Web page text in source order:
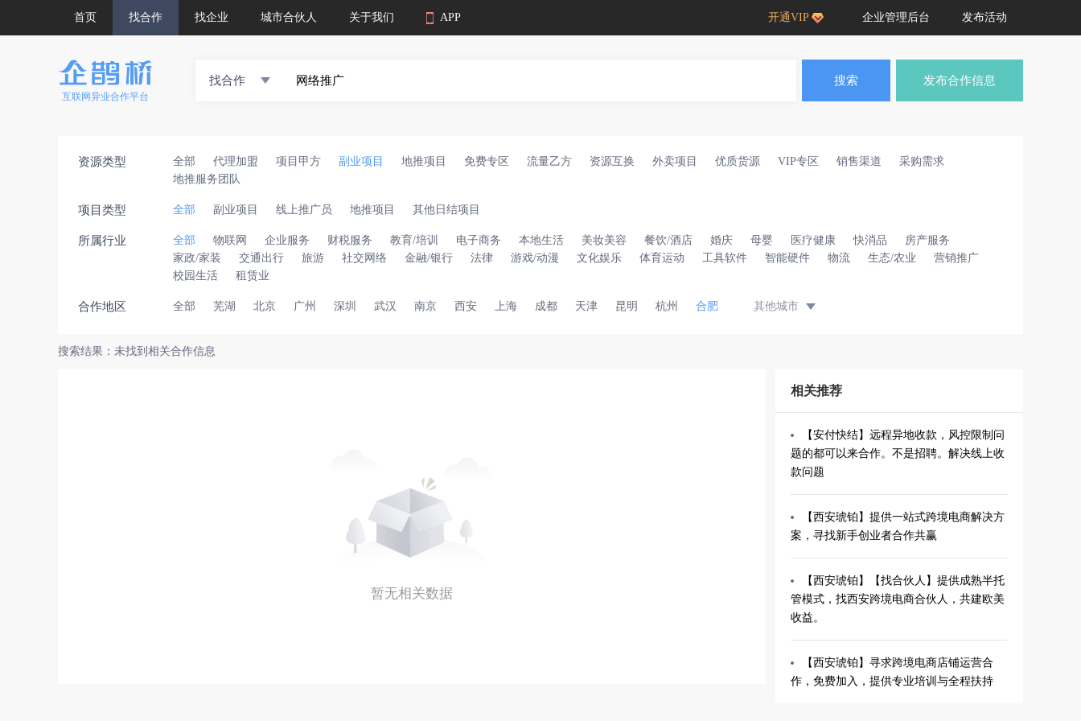
首页 找合作 找企业 城市合伙人 关于我们 APP 开通VIP 企业管理后台 发布活动
互联网异业合作平台
找合作 搜索 发布合作信息
资源类型 全部 代理加盟 项目甲方 副业项目 地推项目 免费专区 流量乙方 资源互换 外卖项目 优质货源 VIP专区 销售渠道
采购需求
地推服务团队
项目类型 全部 副业项目 线上推广员 地推项目 其他日结项目
所属行业 全部 物联网 企业服务 财税服务 教育/培训 电子商务 本地生活 美妆美容 餐饮/酒店 婚庆 母婴 医疗健康 快消品
房产服务
家政/家装
交通出行 旅游 社交网络 金融/银行 法律 游戏/动漫 文化娱乐 体育运动 工具软件 智能硬件 物流 生态/农业
营销推广
校园生活
租赁业
合作地区 全部 芜湖 北京 广州 深圳 武汉 南京 西安 上海 成都 天津 昆明 杭州 合肥 其他城市
搜索结果：未找到相关合作信息
暂无相关数据
相关推荐
【安付快结】远程异地收款，风控限制问
题的都可以来合作。不是招聘。解决线上收
款问题
【西安琥铂】提供一站式跨境电商解决方
案，寻找新手创业者合作共赢
【西安琥铂】【找合伙人】提供成熟半托
管模式，找西安跨境电商合伙人，共建欧美
收益。
【西安琥铂】寻求跨境电商店铺运营合
作，免费加入，提供专业培训与全程扶持